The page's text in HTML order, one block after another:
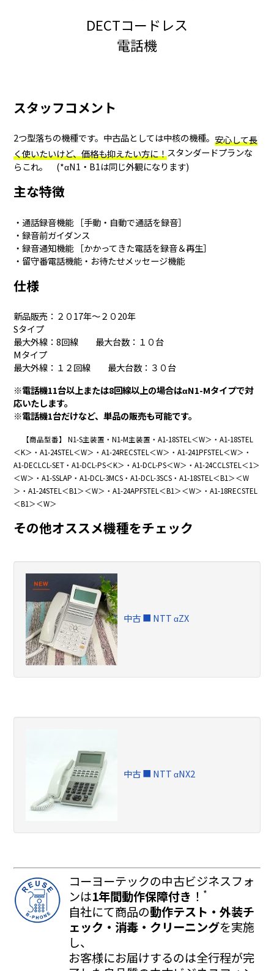
DECTコードレス
電話機
スタッフコメント
2つ型落ちの機種です。中古品としては中核の機種。 安心して長
く使いたいけど、価格も抑えたい方に！スタンダードプランな
らこれ。 (*αN1・B1は同じ外観になります)
主な特徴
・通話録音機能 ［手動・自動で通話を録音］
・録音前ガイダンス
・録音通知機能 ［かかってきた電話を録音＆再生］
・留守番電話機能・お待たせメッセージ機能
仕様
新品販売：２０17年～２０20年
Sタイプ
最大外線：8回線 最大台数：１０台
Mタイプ
最大外線：１２回線 最大台数：３０台
※電話機11台以上または8回線以上の場合はαN1-Mタイプで対
応いたします。
※電話機1台だけなど、単品の販売も可能です。
【商品型番】 N1-S主装置・N1-M主装置・A1-18STEL＜W＞・A1-18STEL
＜K＞・A1-24STEL＜W＞・A1-24RECSTEL＜W＞・A1-241PFSTEL＜W＞・
A1-DECLCL-SET・A1-DCL-PS＜K＞・A1-DCL-PS＜W＞・A1-24CCLSTEL＜1＞
＜W＞・A1-SSLAP・A1-DCL-3MCS・A1-DCL-3SCS・A1-18STEL＜B1＞＜W
＞・A1-24STEL＜B1＞＜W＞・A1-24APFSTEL＜B1＞＜W＞・A1-18RECSTEL
＜B1＞＜W＞
その他オススメ機種をチェック
中古 ■ NTT αZX
中古 ■ NTT αNX2
コーヨーテックの中古ビジネスフォ
ンは1年間動作保障付き ！ *
自社にて商品の動作テスト・外装チ
ェック・消毒・クリーニングを実施
し、
お客様にお届けするのは全行程が完